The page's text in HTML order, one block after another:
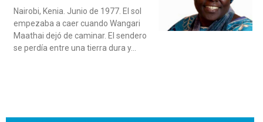
Nairobi, Kenia. Junio de 1977. El sol
empezaba a caer cuando Wangari
Maathai dejó de caminar. El sendero
se perdía entre una tierra dura y…